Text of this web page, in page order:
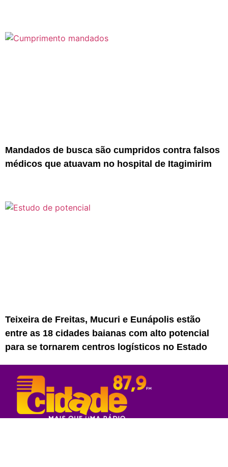
Mandados de busca são cumpridos contra falsos
médicos que atuavam no hospital de Itagimirim
Teixeira de Freitas, Mucuri e Eunápolis estão
entre as 18 cidades baianas com alto potencial
para se tornarem centros logísticos no Estado